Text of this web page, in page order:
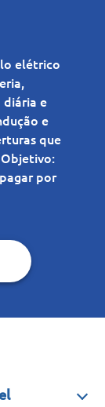
elétrico
e
e
que
por